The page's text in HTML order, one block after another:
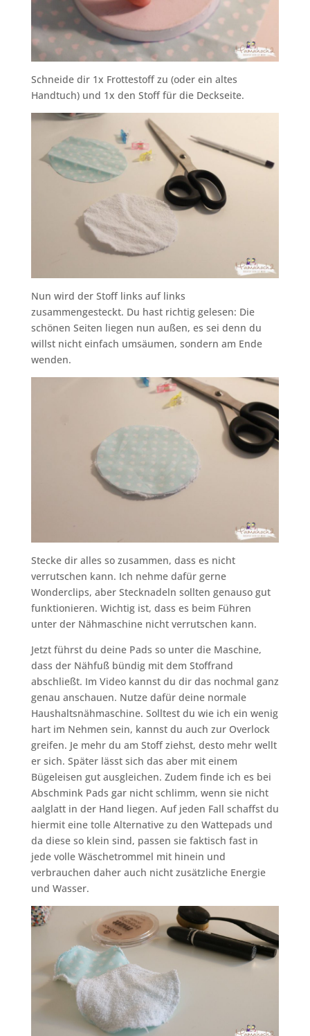
Schneide dir 1x Frottestoff zu (oder ein altes
Handtuch) und 1x den Stoff für die Deckseite.
Nun wird der Stoff links auf links
zusammengesteckt. Du hast richtig gelesen: Die
schönen Seiten liegen nun außen, es sei denn du
willst nicht einfach umsäumen, sondern am Ende
wenden.
Stecke dir alles so zusammen, dass es nicht
verrutschen kann. Ich nehme dafür gerne
Wonderclips, aber Stecknadeln sollten genauso gut
funktionieren. Wichtig ist, dass es beim Führen
unter der Nähmaschine nicht verrutschen kann.
Jetzt führst du deine Pads so unter die Maschine,
dass der Nähfuß bündig mit dem Stoffrand
abschließt. Im Video kannst du dir das nochmal ganz
genau anschauen. Nutze dafür deine normale
Haushaltsnähmaschine. Solltest du wie ich ein wenig
hart im Nehmen sein, kannst du auch zur Overlock
greifen. Je mehr du am Stoff ziehst, desto mehr wellt
er sich. Später lässt sich das aber mit einem
Bügeleisen gut ausgleichen. Zudem finde ich es bei
Abschmink Pads gar nicht schlimm, wenn sie nicht
aalglatt in der Hand liegen. Auf jeden Fall schaffst du
hiermit eine tolle Alternative zu den Wattepads und
da diese so klein sind, passen sie faktisch fast in
jede volle Wäschetrommel mit hinein und
verbrauchen daher auch nicht zusätzliche Energie
und Wasser.